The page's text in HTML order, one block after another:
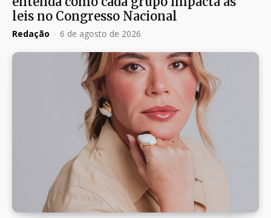
leis no Congresso Nacional
Redação - 6 de agosto de 2026